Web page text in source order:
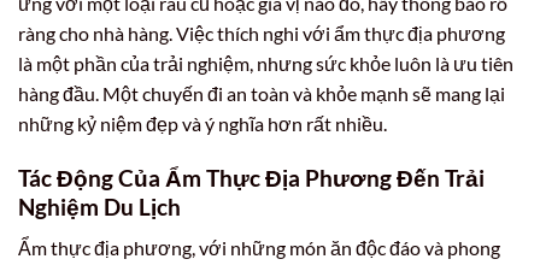
ràng cho nhà hàng. Việc thích nghi với ẩm thực địa phương
là một phần của trải nghiệm, nhưng sức khỏe luôn là ưu tiên
hàng đầu. Một chuyến đi an toàn và khỏe mạnh sẽ mang lại
những kỷ niệm đẹp và ý nghĩa hơn rất nhiều.
Tác Động Của Ẩm Thực Địa Phương Đến Trải
Nghiệm Du Lịch
Ẩm thực địa phương, với những món ăn độc đáo và phong